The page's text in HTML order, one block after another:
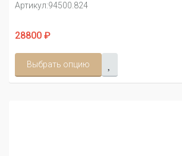
Артикул:94500.824
28800 ₽
Выбрать опцию